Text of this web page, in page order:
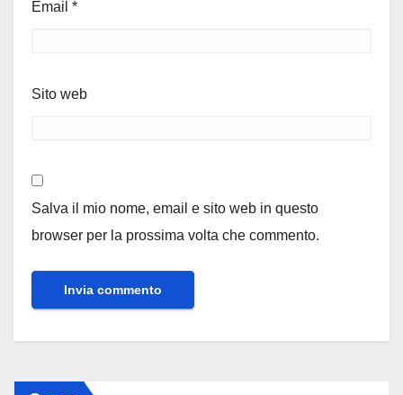
Email *
Sito web
Salva il mio nome, email e sito web in questo
browser per la prossima volta che commento.